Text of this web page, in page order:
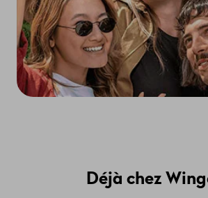
Installe une icône sur ton
accéder à ton Cockpit Wingo en
Déjà chez